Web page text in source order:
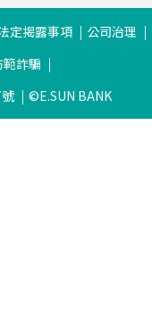
定揭露事項
公司治理
範詐騙
©E.SUN BANK